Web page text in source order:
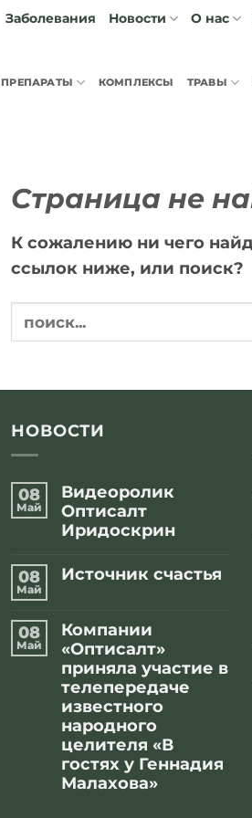
Заболевания Новости О нас
ПРЕПАРАТЫ КОМПЛЕКСЫ ТРАВЫ
Страница не
К сожалению ни чего
ссылок ниже, или поиск?
НОВОСТИ
08
Май
Видеоролик
Оптисалт
Иридоскрин
записи
08
Май
Источник счастья
Источник
счастья
08
Май
Компании
«Оптисалт»
приняла участие в
телепередаче
известного
народного
целителя «В
гостях у Геннадия
Малахова»